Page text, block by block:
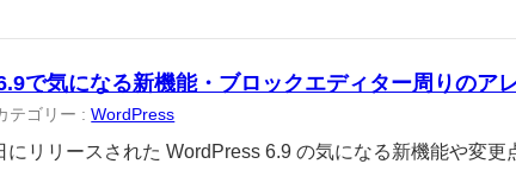
で気になる新機能・ブロックエディター周りのア
テゴリー :WordPress
にリリースされた WordPress 6.9 の気になる新機能や変